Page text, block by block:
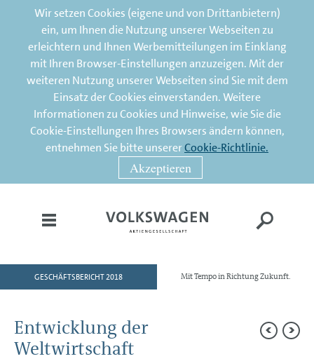
Wir setzen Cookies (eigene und von Drittanbietern)
ein, um Ihnen die Nutzung unserer Webseiten zu
erleichtern und Ihnen Werbemitteilungen im Einklang
mit Ihren Browser-Einstellungen anzuzeigen. Mit der
weiteren Nutzung unserer Webseiten sind Sie mit dem
Einsatz der Cookies einverstanden. Weitere
Informationen zu Cookies und Hinweise, wie Sie die
Cookie-Einstellungen Ihres Browsers ändern können,
entnehmen Sie bitte unsererCookie-Richtlinie.
Akzeptieren
HOME
KONZERNBEREICHE
Mit Tempo in Richtung Zukunft.
GESCHÄFTSBERICHT 2018
Entwicklung der
Weltwirtschaft